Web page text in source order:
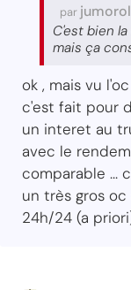
par
C'est bien
mais ça
ok , mais vu
c'est fait pour
un interet au
avec le
comparable ...
un très gros
24h/24 (a